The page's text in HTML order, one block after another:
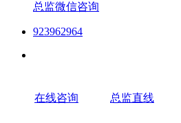
总监微信咨询
923962964
在线咨询 总监直线